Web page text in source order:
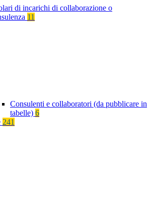
di incarichi di collaborazione o
11
Consulenti e collaboratori (da pubblicare in
tabelle) 6
241